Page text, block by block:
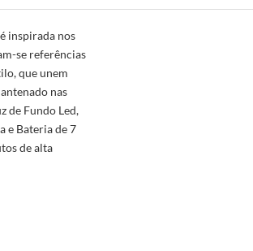
inspirada nos
se referências
que unem
nas
de Fundo Led,
e Bateria de 7
de alta